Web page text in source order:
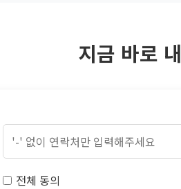
지금 바로 내
전체 동의